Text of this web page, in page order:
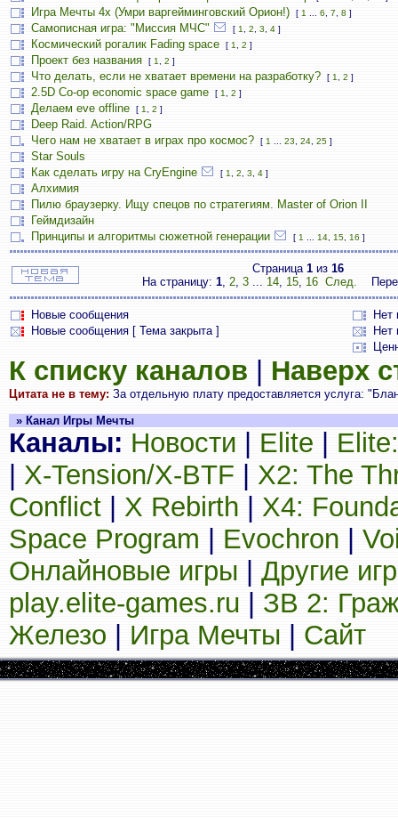
Игра Мечты 4х (Умри варгейминговский Орион!) [ 1 6 7 8 ]
Самописная игра: "Миссия МЧС" [ 1 2 3 4 ]
Космический рогалик Fading space [ 1 2 ]
Проект без названия [ 1 2 ]
Что делать, если не хватает времени на разработку? [ 1 2 ]
2.5D Co-op economic space game [ 1 2 ]
Делаем eve offline [ 1 2 ]
Deep Raid. Action/RPG
Чего нам не хватает в играх про космос?
[ 1 23 24 25 ]
Star Souls
Как сделать игру на CryEngine
[ 1 2 3 4 ]
Алхимия
Пилю браузерку. Ищу спецов по стратегиям. Master of Orion II
Геймдизайн
Принципы и алгоритмы сюжетной генерации
[ 1 14 15 16 ]
Страница 1из 16
На страницу: 1, 2, 3 ... 14, 15, 16 След.
Новые сообщения
Нет
Новые сообщения [ Тема закрыта ]
Нет
К списку каналов Наверх
Цитата не в тему: За отдельную плату предоставляется услуга:
» Канал Игры Мечты
Каналы: Новости Elite
X-Tension/X-BTF
X2: The
Conflict
X Rebirth
X4:
Space Program
Evochron
Онлайновые игры
Другие
play.elite-games.ru
ЗВ 2:
Железо
Игра Мечты Сайт